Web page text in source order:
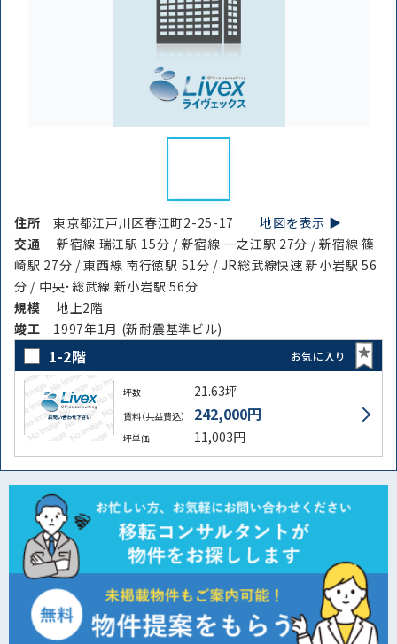
住所東京都江戸川区春江町2-25-17地図を表示 ▶︎
交通
新宿線 瑞江駅 15分 / 新宿線 一之江駅 27分 / 新宿線 篠
崎駅 27分 / 東西線 南行徳駅 51分 / JR総武線快速 新小岩駅 56
分 / 中央･総武線 新小岩駅 56分
規模
地上2階
竣⼯ 1997年1月 (新耐震基準ビル)
1-2階 お気に入り
坪数 21.63坪
賃料（共益費込） 242,000円
坪単価 11,003円